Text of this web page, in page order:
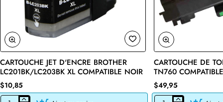
🔥 Bestseller
CARTOUCHE JET D'ENCRE BROTHER
LC201BK/LC203BK XL COMPATIBLE NOIR
$10,85
CARTOUCHE DE
TN760
$49,95